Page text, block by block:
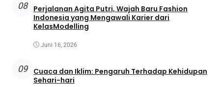
08
Perjalanan Agita Putri, Wajah Baru Fashion
Indonesia yang Mengawali Karier dari
KelasModelling
Juni 16, 2026
09
Cuaca dan Iklim: Pengaruh Terhadap Kehidupan
Sehari-hari